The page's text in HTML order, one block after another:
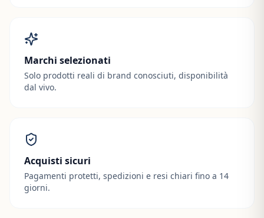
Marchi selezionati
Solo prodotti reali di brand conosciuti, disponibilità
dal vivo.
Acquisti sicuri
Pagamenti protetti, spedizioni e resi chiari fino a 14
giorni.